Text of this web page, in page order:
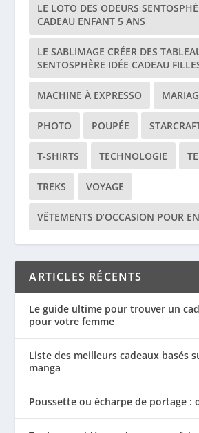
LE LOTO DES ODEURS
CADEAU ENFANT 5 ANS
LE SABLIMAGE CRÉER DES
SENTOSPHÈRE IDÉE CADEAU
MACHINE À EXPRESSO
PHOTO POUPÉE
T-SHIRTS TECHNOLOGIE
TREKS VOYAGE
VÊTEMENTS D’OCCASION POUR
ARTICLES RÉCENTS
Le guide ultime pour trouver un
pour votre femme
Liste des meilleurs cadeaux basés
manga
Poussette ou écharpe de portage :